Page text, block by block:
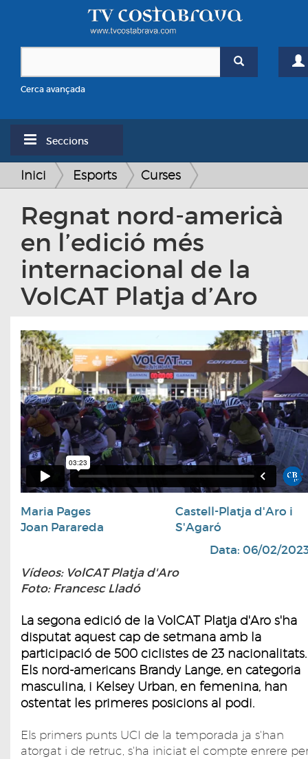
Cerca avançada
Seccions
Inici Esports Curses
Regnat nord-americà
en l’edició més
internacional de la
VolCAT Platja d’Aro
Maria Pages
Joan Parareda
Castell-Platja d'Aro i
S'Agaró
Data: 06/02/
Vídeos: VolCAT Platja d'Aro
Foto: Francesc Lladó
La segona edició de la VolCAT Platja d'Aro s'ha
disputat aquest cap de setmana amb la
participació de 500 ciclistes de 23 nacionalitats.
Els nord-americans Brandy Lange, en categoria
masculina, i Kelsey Urban, en femenina, han
ostentat les primeres posicions al podi.
Els primers punts UCI de la temporada ja s'han
atorgat i de retruc, s'ha iniciat el compte enrere